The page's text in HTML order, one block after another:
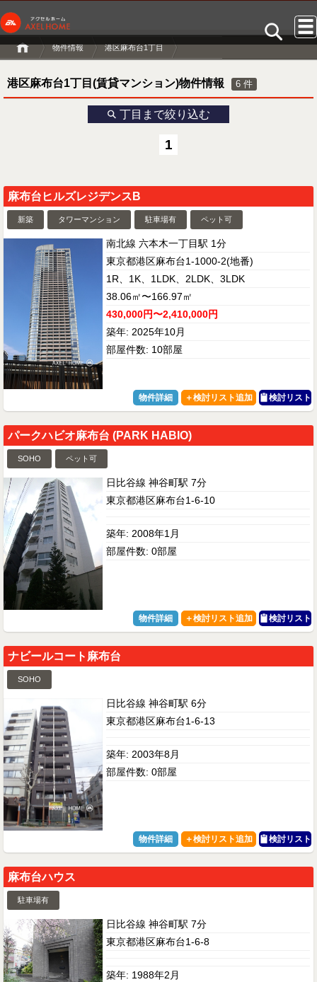
物件情報 港区麻布台1丁目
港区麻布台1丁目(賃貸マンション)物件情報 6 件
丁目まで絞り込む
1
麻布台ヒルズレジデンスB
新築 タワーマンション 駐車場有 ペット可
南北線 六本木一丁目駅 1分
東京都港区麻布台1-1000-2(地番)
1R、1K、1LDK、2LDK、3LDK
38.06㎡〜166.97㎡
430,000円〜2,410,000円
築年: 2025年10月
部屋件数: 10部屋
物件詳細 検討リスト
パークハビオ麻布台 (PARK HABIO)
SOHO ペット可
日比谷線 神谷町駅 7分
東京都港区麻布台1-6-10
築年: 2008年1月
部屋件数: 0部屋
物件詳細 検討リスト
ナビールコート麻布台
SOHO
日比谷線 神谷町駅 6分
東京都港区麻布台1-6-13
築年: 2003年8月
部屋件数: 0部屋
物件詳細 検討リスト
麻布台ハウス
駐車場有
日比谷線 神谷町駅 7分
東京都港区麻布台1-6-8
築年: 1988年2月